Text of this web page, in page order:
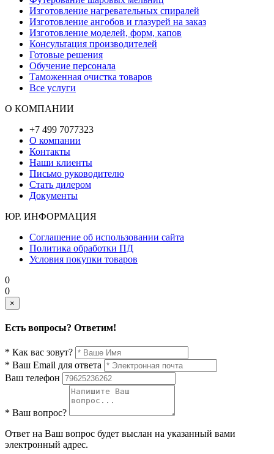
Изготовление нагревательных спиралей
Изготовление ангобов и глазурей на заказ
Изготовление моделей, форм, капов
Консультация производителей
Готовые решения
Обучение персонала
Таможенная очистка товаров
Все услуги
О КОМПАНИИ
+7 499 7077323
О компании
Контакты
Наши клиенты
Письмо руководителю
Стать дилером
Документы
ЮР. ИНФОРМАЦИЯ
Соглашение об использовании сайта
Политика обработки ПД
Условия покупки товаров
0
0
×
Есть вопросы? Ответим!
* Как вас зовут?
* Ваш Email для ответа
Ваш телефон
* Ваш вопрос?
Ответ на Ваш вопрос будет выслан на указанный вами
электронный адрес.